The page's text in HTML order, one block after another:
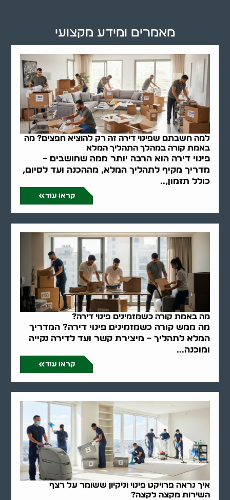
למה חשבתם שפינוי דירה זה רק להוציא חפצים? מה
באמת קורה במהלך התהליך המלא
פינוי דירה הוא הרבה יותר ממה שחושבים –
מדריך מקיף לתהליך המלא, מההכנה ועד לסיום,
כולל תזמון,..
קראו עוד
מה באמת קורה כשמזמינים פינוי דירה?
מה ממש קורה כשמזמינים פינוי דירה? המדריך
המלא לתהליך – מיצירת קשר ועד לדירה נקייה
ומוכנה...
קראו עוד
איך נראה פרויקט פינוי וניקיון ששומר על רצף
השירות מקצה לקצה?
מאמרים ומידע מקצועי